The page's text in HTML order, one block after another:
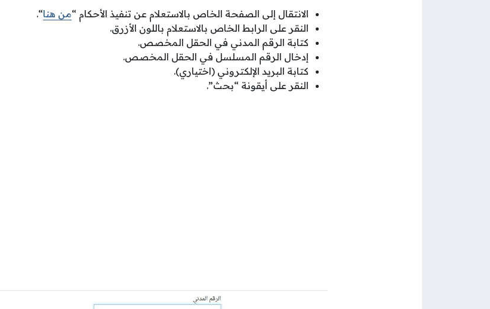
الانتقال إلى الصفحة الخاص بالاستعلام عن تنفيذ الأحكام “من هنا“.
النقر على الرابط الخاص بالاستعلام باللون الأزرق.
كتابة الرقم المدني في الحقل المخصص.
إدخال الرقم المسلسل في الحقل المخصص.
كتابة البريد الإلكتروني (اختياري).
النقر على أيقونة “بحث”.